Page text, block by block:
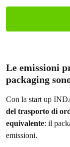
Le emissioni
packaging
Con la start up
del trasporto di
equivalente: il
emissioni.